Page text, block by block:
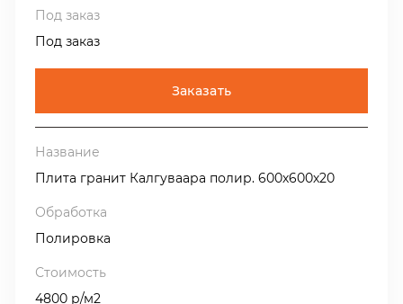
Под заказ
Заказать
Плита гранит Калгуваара полир. 600х600х20
Полировка
4800 р/м2